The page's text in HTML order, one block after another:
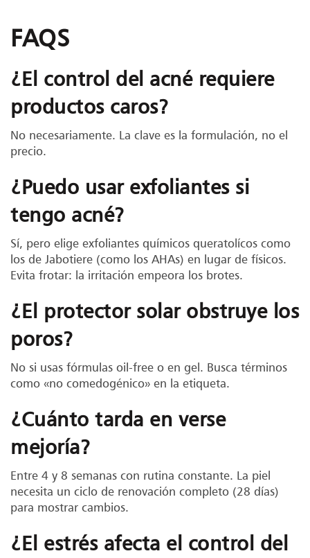
FAQS
¿El control del acné requiere
productos caros?
No necesariamente. La clave es la formulación, no el
precio.
¿Puedo usar exfoliantes si
tengo acné?
Sí, pero elige exfoliantes químicos queratolícos como
los de Jabotiere (como los AHAs) en lugar de físicos.
Evita frotar: la irritación empeora los brotes.
¿El protector solar obstruye los
poros?
No si usas fórmulas oil-free o en gel. Busca términos
como «no comedogénico» en la etiqueta.
¿Cuánto tarda en verse
mejoría?
Entre 4 y 8 semanas con rutina constante. La piel
necesita un ciclo de renovación completo (28 días)
para mostrar cambios.
¿El estrés afecta el control del